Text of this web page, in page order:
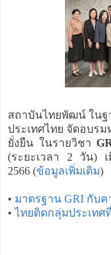
สถาบันไทยพัฒน์ ในฐา
ประเทศไทย จัดอบร
ยั่งยืน ในรายวิชา
(ระยะเวลา 2 วัน)
2566 (ข้อมูลเพิ่มเติม)
• มาตรฐาน GRI กับค
•ไทยติดกลุ่มประเทศ